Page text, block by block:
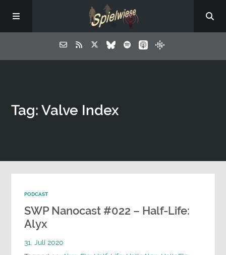
Tag: Valve Index
PODCAST
SWP Nanocast #022 – Half-Life:
Alyx
31. Juli 2020